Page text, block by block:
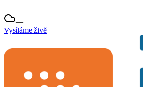
—
Vysíláme živě